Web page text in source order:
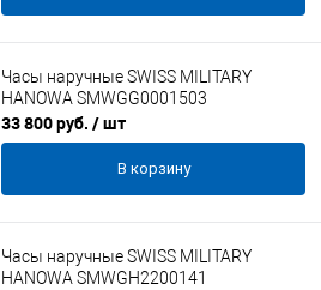
Часы наручные SWISS MILITARY
HANOWA SMWGG0001503
33 800 руб. / шт
В корзину
Часы наручные SWISS MILITARY
HANOWA SMWGH2200141